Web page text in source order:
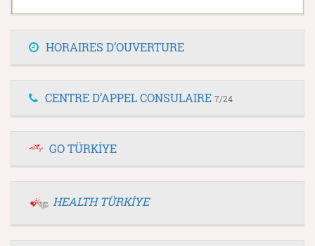
HORAIRES D’OUVERTURE
CENTRE D’APPEL CONSULAIRE 7/24
GO TÜRKİYE
HEALTH TÜRKİYE